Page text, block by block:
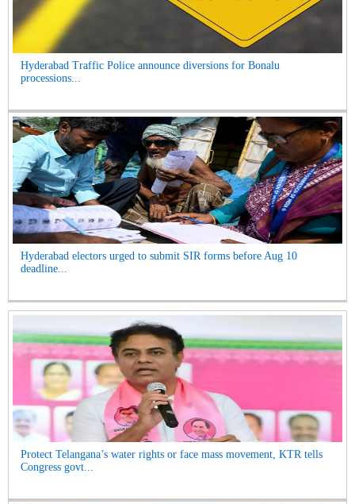
Hyderabad Traffic Police announce diversions for Bonalu
processions...
Hyderabad electors urged to submit SIR forms before Aug 10
deadline...
Protect Telangana’s water rights or face mass movement, KTR tells
Congress govt...